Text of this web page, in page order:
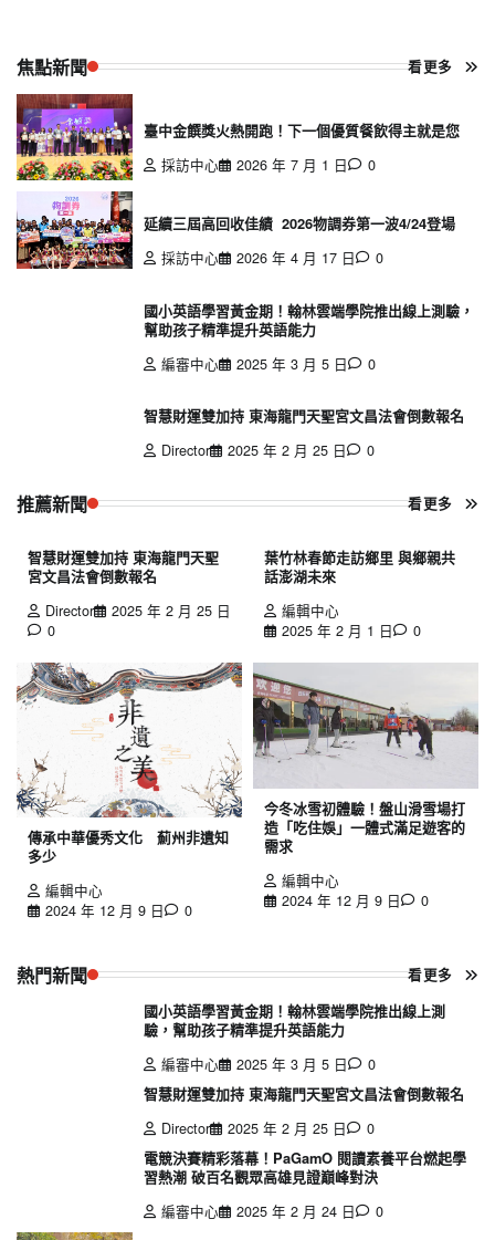
焦點新聞 看更多
臺中金饌獎火熱開跑！下一個優質餐飲得主就是您
採訪中心
2026 年 7 月 1 日 0
延續三屆高回收佳績 2026物調券第一波4/24登場
採訪中心
2026 年 4 月 17 日 0
國小英語學習黃金期！翰林雲端學院推出線上測驗，
幫助孩子精準提升英語能力
編審中心
2025 年 3 月 5 日 0
智慧財運雙加持 東海龍門天聖宮文昌法會倒數報名
Director
2025 年 2 月 25 日 0
推薦新聞 看更多
智慧財運雙加持 東海龍門天聖
宮文昌法會倒數報名
Director
2025 年 2 月 25 日
0
葉竹林春節走訪鄉里 與鄉親共
話澎湖未來
編輯中心
2025 年 2 月 1 日
0
傳承中華優秀文化 薊州非遺知
多少
編輯中心
2024 年 12 月 9 日
0
今冬冰雪初體驗！盤山滑雪場打
造「吃住娛」一體式滿足遊客的
需求
編輯中心
2024 年 12 月 9 日
0
熱門新聞 看更多
國小英語學習黃金期！翰林雲端學院推出線上測
驗，幫助孩子精準提升英語能力
編審中心
2025 年 3 月 5 日
0
智慧財運雙加持 東海龍門天聖宮文昌法會倒數報名
Director
2025 年 2 月 25 日
0
電競決賽精彩落幕！PaGamO 閱讀素養平台燃起學
習熱潮 破百名觀眾高雄見證巔峰對決
編審中心
2025 年 2 月 24 日 0